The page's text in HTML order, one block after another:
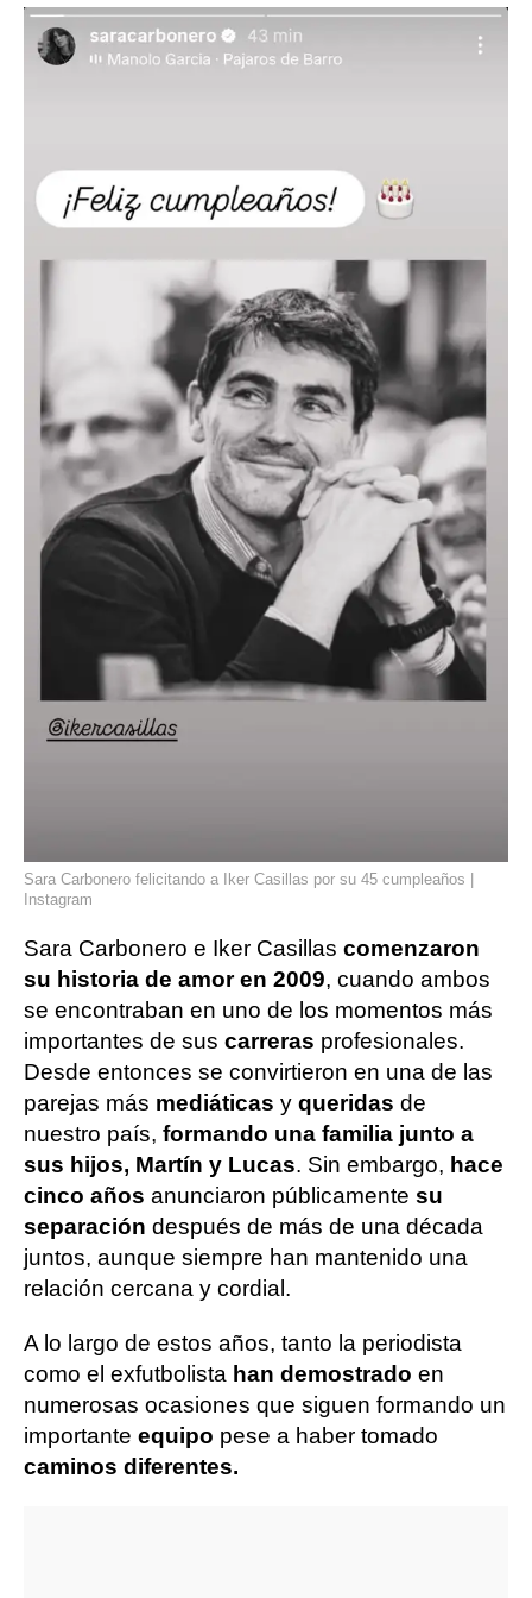
Sara Carbonero felicitando a Iker Casillas por su 45 cumpleaños |
Instagram
Sara Carbonero e Iker Casillas comenzaron
su historia de amor en 2009, cuando ambos
se encontraban en uno de los momentos más
importantes de sus carreras profesionales.
Desde entonces se convirtieron en una de las
parejas más mediáticas y queridas de
nuestro país, formando una familia junto a
sus hijos, Martín y Lucas. Sin embargo, hace
cinco años anunciaron públicamente su
separación después de más de una década
juntos, aunque siempre han mantenido una
relación cercana y cordial.
A lo largo de estos años, tanto la periodista
como el exfutbolista han demostrado en
numerosas ocasiones que siguen formando un
importante equipo pese a haber tomado
caminos diferentes.